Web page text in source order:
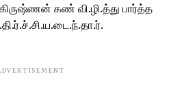
கண் வி.ழி.த்து பார்த்த